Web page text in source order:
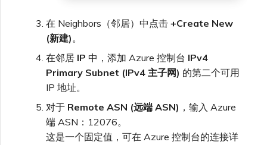
在 Neighbors（邻居）中点击 +Create New
(新建)。
在邻居 IP 中，添加 Azure 控制台 IPv4
Primary Subnet (IPv4 主子网) 的第二个可用
IP 地址。
对于 Remote ASN (远端 ASN) ，输入 Azure
端 ASN：12076。
这是一个固定值，可在 Azure 控制台的连接详